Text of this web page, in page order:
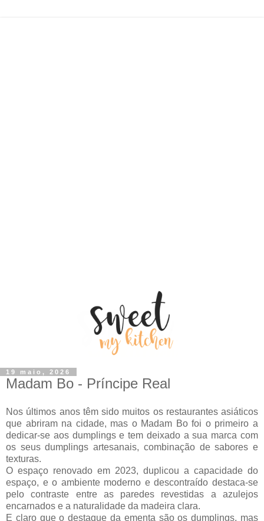
19 maio, 2026
Madam Bo - Príncipe Real
Nos últimos anos têm sido muitos os restaurantes asiáticos
que abriram na cidade, mas o Madam Bo foi o primeiro a
dedicar-se aos dumplings e tem deixado a sua marca com
os seus dumplings artesanais, combinação de sabores e
texturas.
O espaço renovado em 2023, duplicou a capacidade do
espaço, e o ambiente moderno e descontraído destaca-se
pelo contraste entre as paredes revestidas a azulejos
encarnados e a naturalidade da madeira clara.
E claro que o destaque da ementa são os dumplings, mas